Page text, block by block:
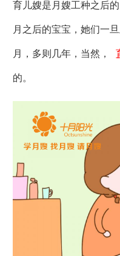
育儿嫂是月嫂工种之后
月之后的宝宝，她们一
月，多则几年，当然，
的。